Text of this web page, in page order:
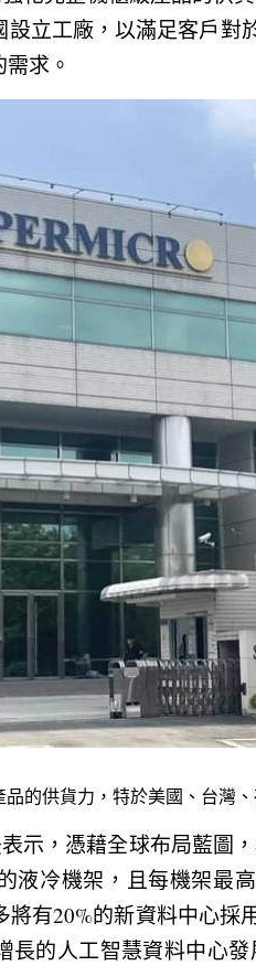
立工廠，以滿足客戶對
求。
品的供貨力，特於美國、台灣
示，憑藉全球布局藍圖
液冷機架，且每機架最
有20%的新資料中心採
長的人工智慧資料中心